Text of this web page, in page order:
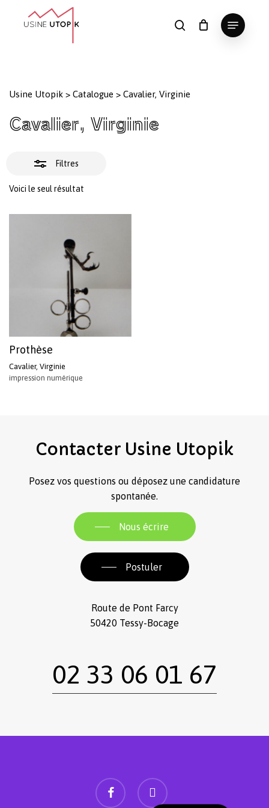
search
Menu
Panier Fermer
le
Usine Utopik > Catalogue > Cavalier, Virginie
Cavalier, Virginie
Filtres
Voici le seul résultat
Fermer
les
Prothèse
Cavalier, Virginie
impression numérique
Contacter Usine Utopik
Posez vos questions ou déposez une candidature
spontanée.
Nous écrire
Postuler
Route de Pont Farcy
50420 Tessy-Bocage
02 33 06 01 67
facebook instagram
Close